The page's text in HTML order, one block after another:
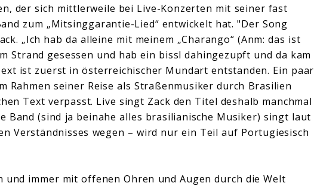
der sich mittlerweile bei Live-Konzerten mit seiner fast
zum „Mitsinggarantie-Lied“ entwickelt hat. "Der Song
„Ich hab da alleine mit meinem „Charango“ (Anm: das ist
Strand gesessen und hab ein bissl dahingezupft und da kam
ist zuerst in österreichischer Mundart entstanden. Ein paar
Rahmen seiner Reise als Straßenmusiker durch Brasilien
Text verpasst. Live singt Zack den Titel deshalb manchmal
Band (sind ja beinahe alles brasilianische Musiker) singt laut
Verständnisses wegen – wird nur ein Teil auf Portugiesisch
und immer mit offenen Ohren und Augen durch die Welt